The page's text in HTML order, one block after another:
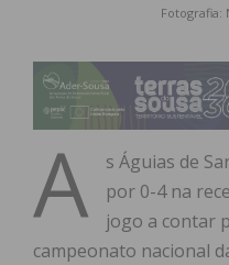
Fotografia:
A
s Águias de
por 0-4 na
jogo a contar
campeonato nacional